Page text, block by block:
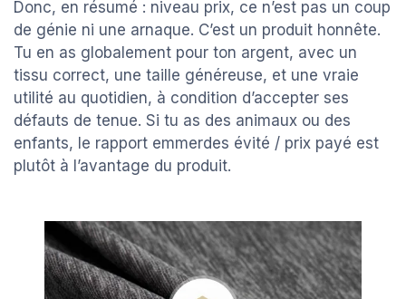
Donc, en résumé : niveau prix, ce n’est pas un coup
de génie ni une arnaque. C’est un produit honnête.
Tu en as globalement pour ton argent, avec un
tissu correct, une taille généreuse, et une vraie
utilité au quotidien, à condition d’accepter ses
défauts de tenue. Si tu as des animaux ou des
enfants, le rapport emmerdes évité / prix payé est
plutôt à l’avantage du produit.